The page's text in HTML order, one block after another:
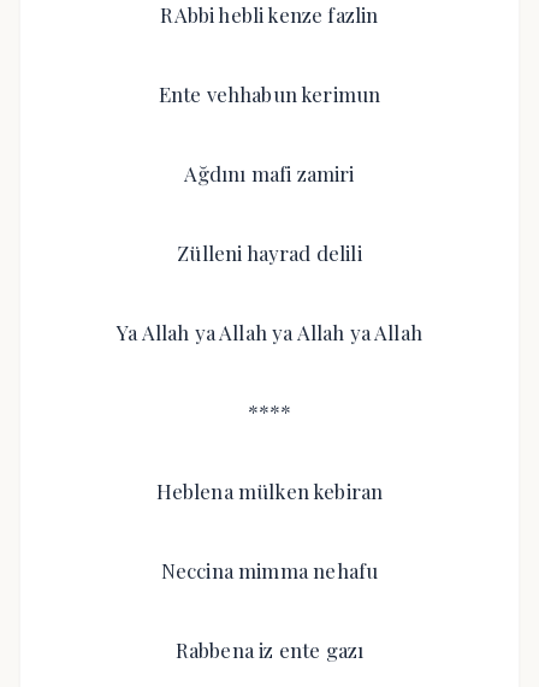
RAbbi hebli kenze fazlin
Ente vehhabun kerimun
Ağdını mafi zamiri
Zülleni hayrad delili
Ya Allah ya Allah ya Allah ya Allah
****
Heblena mülken kebiran
Neccina mimma nehafu
Rabbena iz ente gazı